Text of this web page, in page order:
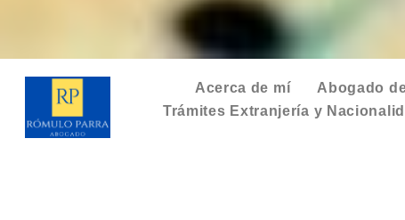
Acerca de mí Abogado
Trámites Extranjería y